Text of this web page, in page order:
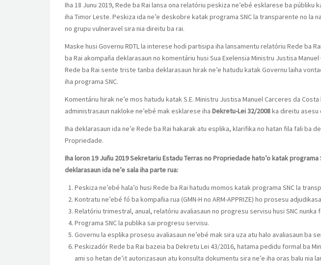
Iha 18 Junu 2019, Rede ba Rai lansa ona relatóriu peskiza ne’ebé esklarese ba
iha Timor Leste. Peskiza ida ne’e deskobre katak programa SNC la transparente no
no grupu vulneravel sira nia direitu ba rai.
Maske husi Governu RDTL la interese hodi partisipa iha lansamentu relatóriu Rede ba
ba Rai akompaña deklarasaun no komentáriu husi Sua Exelensia Ministru Justisa
Rede ba Rai sente triste tanba deklarasaun hirak ne’e hatudu katak Governu laiha
iha programa SNC.
Komentáriu hirak ne’e mos hatudu katak S.E. Ministru Justisa Manuel Carceres da
administrasaun nakloke ne’ebé mak esklarese iha Dekretu-Lei 32/2008ka direitu asesu
Iha deklarasaun ida ne’e Rede ba Rai hakarak atu esplika, klarifika no hatan fila fali ba
Propriedade.
Iha loron 19 Juñu 2019 Sekretariu Estadu Terras no Propriedade hato’o katak
deklarasaun ida ne’e sala iha parte rua:
Peskiza ne’ebé hala’o husi Rede ba Rai hatudu momos katak programa SNC la
Kontratu ne’ebé fó ba kompañia rua (GMN-H no ARM-APPRIZE) ho prosesu
Relatóriu trimestral, anual, relatóriu avaliasaun no progresu servisu husi SNC nunka
Programa SNC la publika sai progresu servisu.
Governu la esplika prosesu avaliasaun ne’ebé mak sira uza atu halo avaliasaun ba
Peskizadór Rede ba Rai bazeia ba Dekretu Lei 43/2016, hatama pedidu formal ba
ami so hetan de’it autorizasaun atu konsulta dokumentu sira ne’e iha oras balu nia